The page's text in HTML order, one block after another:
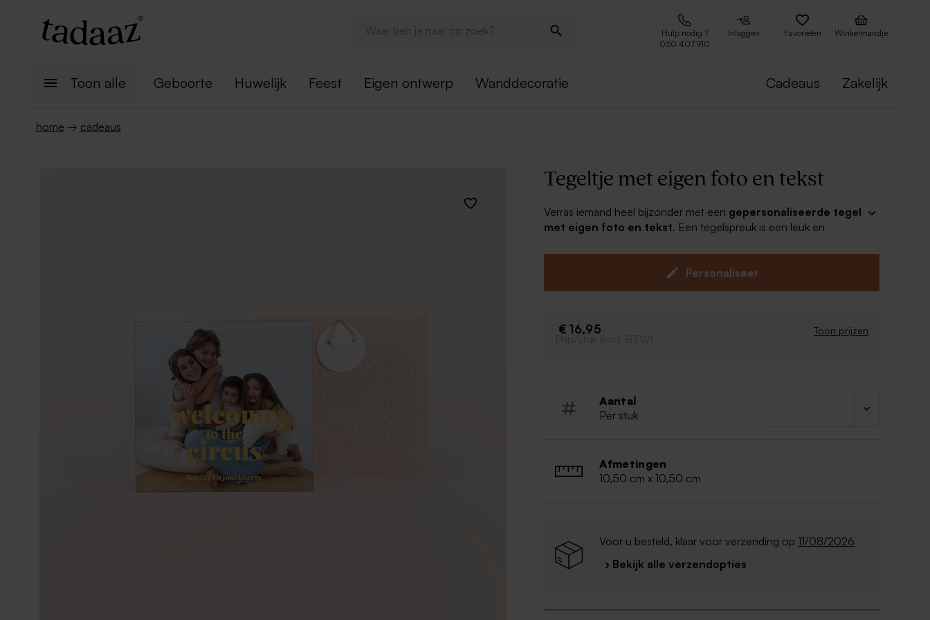
Hulp nodig ?
050 407 910
Inloggen Favorieten Winkelmandje
Toon alle Geboorte Huwelijk Feest Eigen ontwerp Wanddecoratie Cadeaus Zakelijk
home → cadeaus
Tegeltje met eigen foto en tekst
Verras iemand heel bijzonder met een gepersonaliseerde tegel
met eigen foto en tekst. Een tegelspreuk is een leuk en
personaliseer met je eigen tekst en laat het tegeltje bedrukken.
Personaliseer
€ 16,95 Toon prijzen
Prijs/stuk (incl. BTW)
Aantal
Per stuk
Afmetingen
10,50 cm x 10,50 cm
Voor u besteld, klaar voor verzending op11/08/2026
› Bekijk alle verzendopties